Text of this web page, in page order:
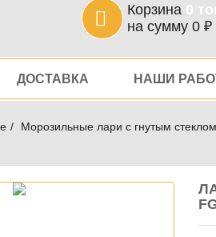
Корзина 0
на сумму 0 ₽
ДОСТАВКА НАШИ
Морозильные лари с гнутым стеклом